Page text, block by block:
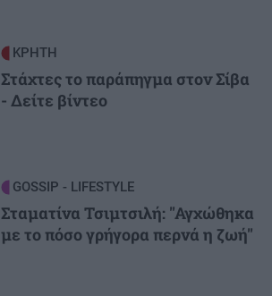
ΚΡΗΤΗ
Στάχτες το παράπηγμα στον Σίβα
- Δείτε βίντεο
GOSSIP - LIFESTYLE
Σταματίνα Τσιμτσιλή: "Αγχώθηκα
με το πόσο γρήγορα περνά η ζωή"